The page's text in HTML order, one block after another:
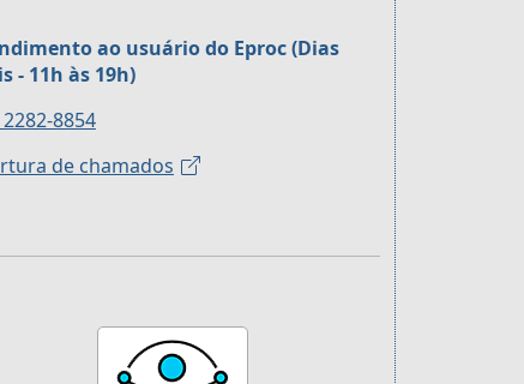
ao usuário do Eproc (Dias
- 11h às 19h)
8854
de chamados